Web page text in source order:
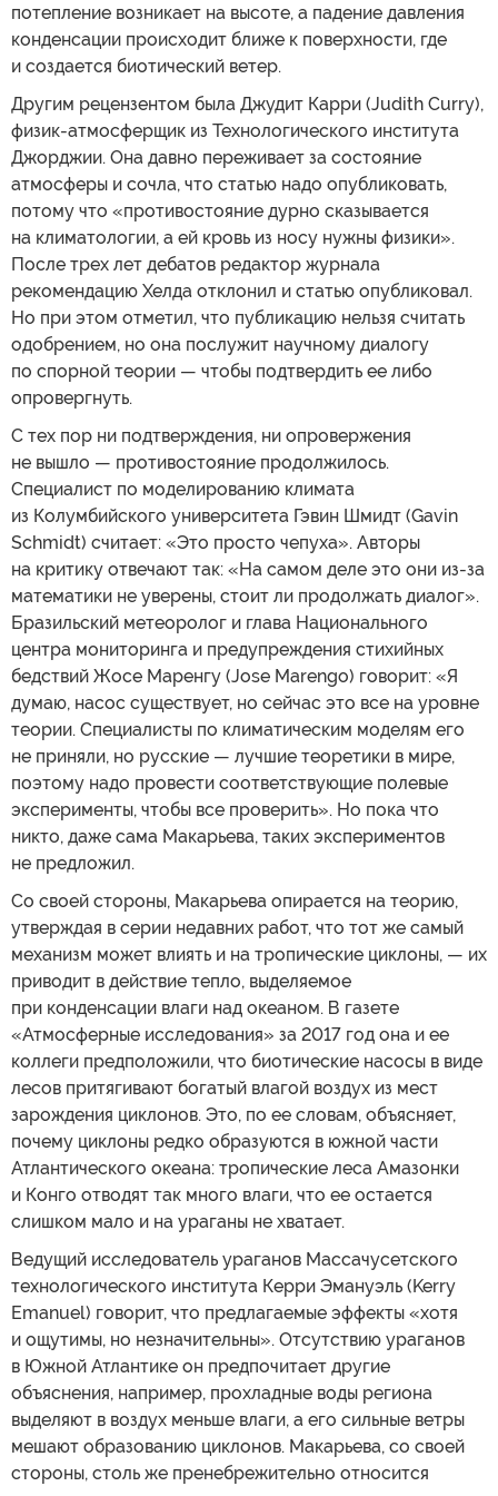
потепление возникает на высоте, а падение давления
конденсации происходит ближе к поверхности, где
и создается биотический ветер.
Другим рецензентом была Джудит Карри (Judith Curry),
физик-атмосферщик из Технологического института
Джорджии. Она давно переживает за состояние
атмосферы и сочла, что статью надо опубликовать,
потому что «противостояние дурно сказывается
на климатологии, а ей кровь из носу нужны физики».
После трех лет дебатов редактор журнала
рекомендацию Хелда отклонил и статью опубликовал.
Но при этом отметил, что публикацию нельзя считать
одобрением, но она послужит научному диалогу
по спорной теории — чтобы подтвердить ее либо
опровергнуть.
С тех пор ни подтверждения, ни опровержения
не вышло — противостояние продолжилось.
Cпециалист по моделированию климата
из Колумбийского университета Гэвин Шмидт (Gavin
Schmidt) считает: «Это просто чепуха». Авторы
на критику отвечают так: «На самом деле это они из-за
математики не уверены, стоит ли продолжать диалог».
Бразильский метеоролог и глава Национального
центра мониторинга и предупреждения стихийных
бедствий Жосе Маренгу (Jose Marengo) говорит: «Я
думаю, насос существует, но сейчас это все на уровне
теории. Специалисты по климатическим моделям его
не приняли, но русские — лучшие теоретики в мире,
поэтому надо провести соответствующие полевые
эксперименты, чтобы все проверить». Но пока что
никто, даже сама Макарьева, таких экспериментов
не предложил.
Со своей стороны, Макарьева опирается на теорию,
утверждая в серии недавних работ, что тот же самый
механизм может влиять и на тропические циклоны, — их
приводит в действие тепло, выделяемое
при конденсации влаги над океаном. В газете
«Атмосферные исследования» за 2017 год она и ее
коллеги предположили, что биотические насосы в виде
лесов притягивают богатый влагой воздух из мест
зарождения циклонов. Это, по ее словам, объясняет,
почему циклоны редко образуются в южной части
Атлантического океана: тропические леса Амазонки
и Конго отводят так много влаги, что ее остается
слишком мало и на ураганы не хватает.
Ведущий исследователь ураганов Массачусетского
технологического института Керри Эмануэль (Kerry
Emanuel) говорит, что предлагаемые эффекты «хотя
и ощутимы, но незначительны». Отсутствию ураганов
в Южной Атлантике он предпочитает другие
объяснения, например, прохладные воды региона
выделяют в воздух меньше влаги, а его сильные ветры
мешают образованию циклонов. Макарьева, со своей
стороны, столь же пренебрежительно относится